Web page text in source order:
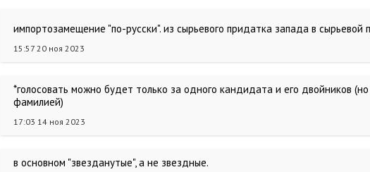
импортозамещение "по-русски". из сырьевого придатка запада в
15:57 20 ноя 2023
*голосовать можно будет только за одного кандидата и его двойников
фамилией)
17:03 14 ноя 2023
в основном "звезданутые", а не звездные.